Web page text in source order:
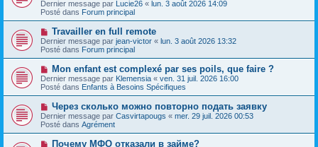
s
a
e
v
e
a
m
e
s
s
a
g
e
Dernier message par Lucie26 « lun. 3 août 2026 14:09
Posté dans Forum principal
N
o
u
v
e
a
u
m
e
s
s
a
g
e
Travailler en full remote
Dernier message par jean-victor « lun. 3 août 2026 13:32
Posté dans Forum principal
N
o
u
v
e
a
u
m
e
Mon enfant est complexé par ses poils, que faire ?
Dernier message par Klemensia « ven. 31 juil. 2026 16:00
Posté dans Enfants à Besoins Spécifiques
N
o
u
v
e
Через сколько можно повторно подать заявку
Dernier message par Casvirtapougs « mer. 29 juil. 2026 00:53
Posté dans Agrément
NПочему МФО отказали в займе?